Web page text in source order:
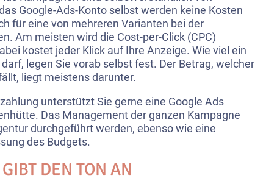
Google-Ads-Konto selbst werden keine Kosten
für eine von mehreren Varianten bei der
Am meisten wird die Cost-per-Click (CPC)
kostet jeder Klick auf Ihre Anzeige. Wie viel ein
legen Sie vorab selbst fest. Der Betrag, welcher
liegt meistens darunter.
unterstützt Sie gerne eine Google Ads
Das Management der ganzen Kampagne
durchgeführt werden, ebenso wie eine
des Budgets.
DEN TON AN